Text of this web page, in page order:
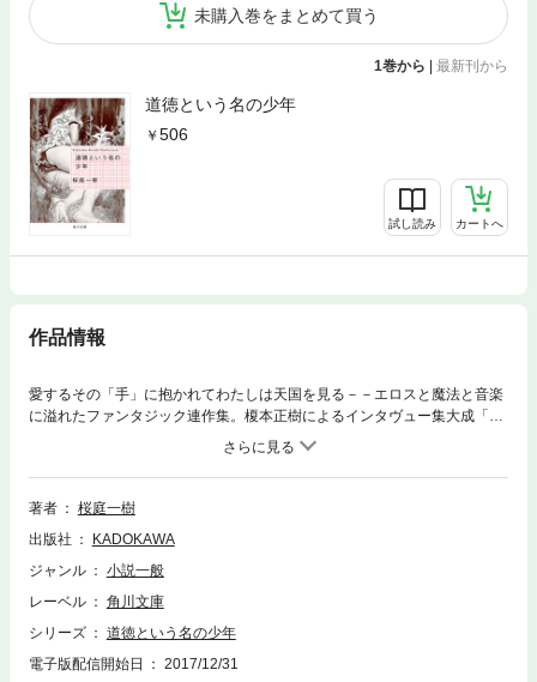
未購入巻をまとめて買う
1巻から | 最新刊から
道徳という名の少年
506
試し読み カートへ
作品情報
愛するその「手」に抱かれてわたしは天国を見る－－エロスと魔法と音楽
に溢れたファンタジック連作集。榎本正樹によるインタヴュー集大成「桜
庭一樹クロニクル２００６－２０１２」も同時収録！！
著者
桜庭一樹
出版社
KADOKAWA
ジャンル
小説一般
レーベル
角川文庫
シリーズ
道徳という名の少年
電子版配信開始日
2017/12/31